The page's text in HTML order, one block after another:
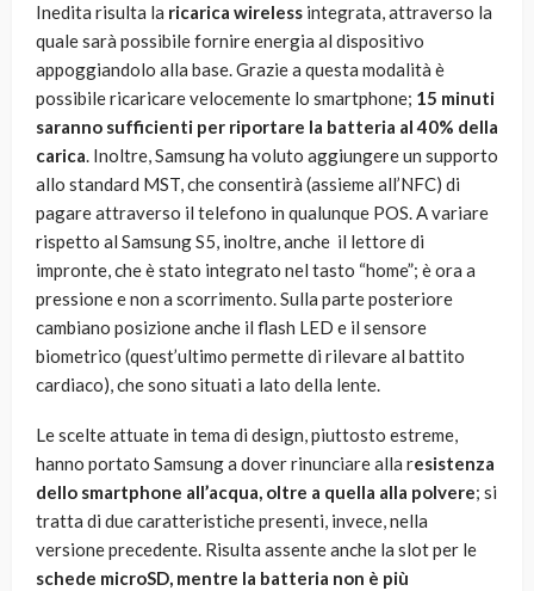
Inedita risulta la ricarica wireless integrata, attraverso la
quale sarà possibile fornire energia al dispositivo
appoggiandolo alla base. Grazie a questa modalità è
possibile ricaricare velocemente lo smartphone; 15 minuti
saranno sufficienti per riportare la batteria al 40% della
carica. Inoltre, Samsung ha voluto aggiungere un supporto
allo standard MST, che consentirà (assieme all’NFC) di
pagare attraverso il telefono in qualunque POS. A variare
rispetto al Samsung S5, inoltre, anche il lettore di
impronte, che è stato integrato nel tasto “home”; è ora a
pressione e non a scorrimento. Sulla parte posteriore
cambiano posizione anche il flash LED e il sensore
biometrico (quest’ultimo permette di rilevare al battito
cardiaco), che sono situati a lato della lente.
Le scelte attuate in tema di design, piuttosto estreme,
hanno portato Samsung a dover rinunciare alla resistenza
dello smartphone all’acqua, oltre a quella alla polvere; si
tratta di due caratteristiche presenti, invece, nella
versione precedente. Risulta assente anche la slot per le
schede microSD, mentre la batteria non è più